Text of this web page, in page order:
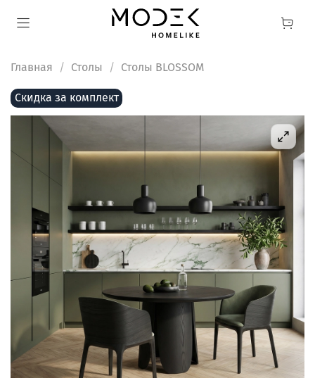
Главная Столы Столы BLOSSOM
Скидка за комплект